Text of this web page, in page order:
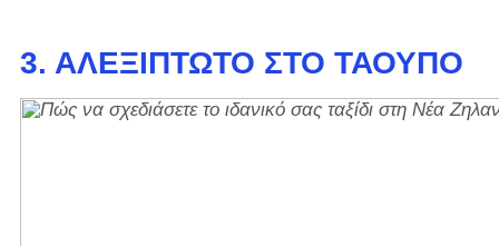
3. ΑΛΕΞΊΠΤΩΤΟ ΣΤΟ ΤΑΟΎΠΟ